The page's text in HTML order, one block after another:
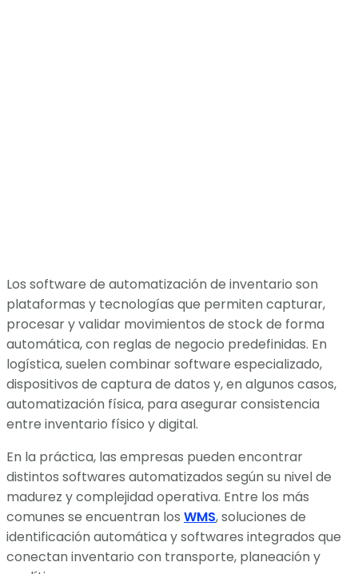
Los software de automatización de inventario son
plataformas y tecnologías que permiten capturar,
procesar y validar movimientos de stock de forma
automática, con reglas de negocio predefinidas. En
logística, suelen combinar software especializado,
dispositivos de captura de datos y, en algunos casos,
automatización física, para asegurar consistencia
entre inventario físico y digital.
En la práctica, las empresas pueden encontrar
distintos softwares automatizados según su nivel de
madurez y complejidad operativa. Entre los más
comunes se encuentran los WMS, soluciones de
identificación automática y softwares integrados que
conectan inventario con transporte, planeación y